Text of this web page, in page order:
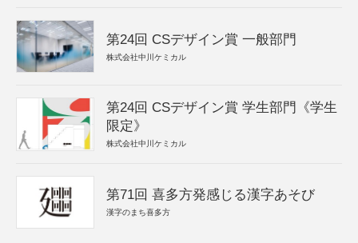
第24回 CSデザイン賞 一般部門
株式会社中川ケミカル
第24回 CSデザイン賞 学生部門《学生
限定》
株式会社中川ケミカル
第71回 喜多方発感じる漢字あそび
漢字のまち喜多方